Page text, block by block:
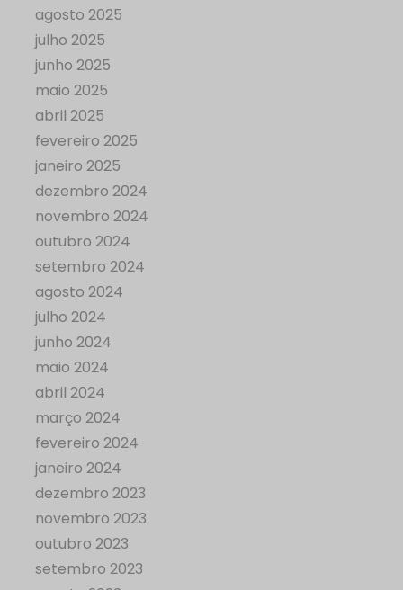
agosto 2025
julho 2025
junho 2025
maio 2025
abril 2025
fevereiro 2025
janeiro 2025
dezembro 2024
novembro 2024
outubro 2024
setembro 2024
agosto 2024
julho 2024
junho 2024
maio 2024
abril 2024
março 2024
fevereiro 2024
janeiro 2024
dezembro 2023
novembro 2023
outubro 2023
setembro 2023